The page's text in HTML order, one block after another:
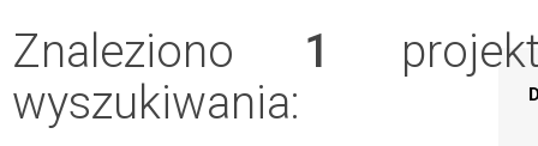
Znaleziono 1
wyszukiwania: